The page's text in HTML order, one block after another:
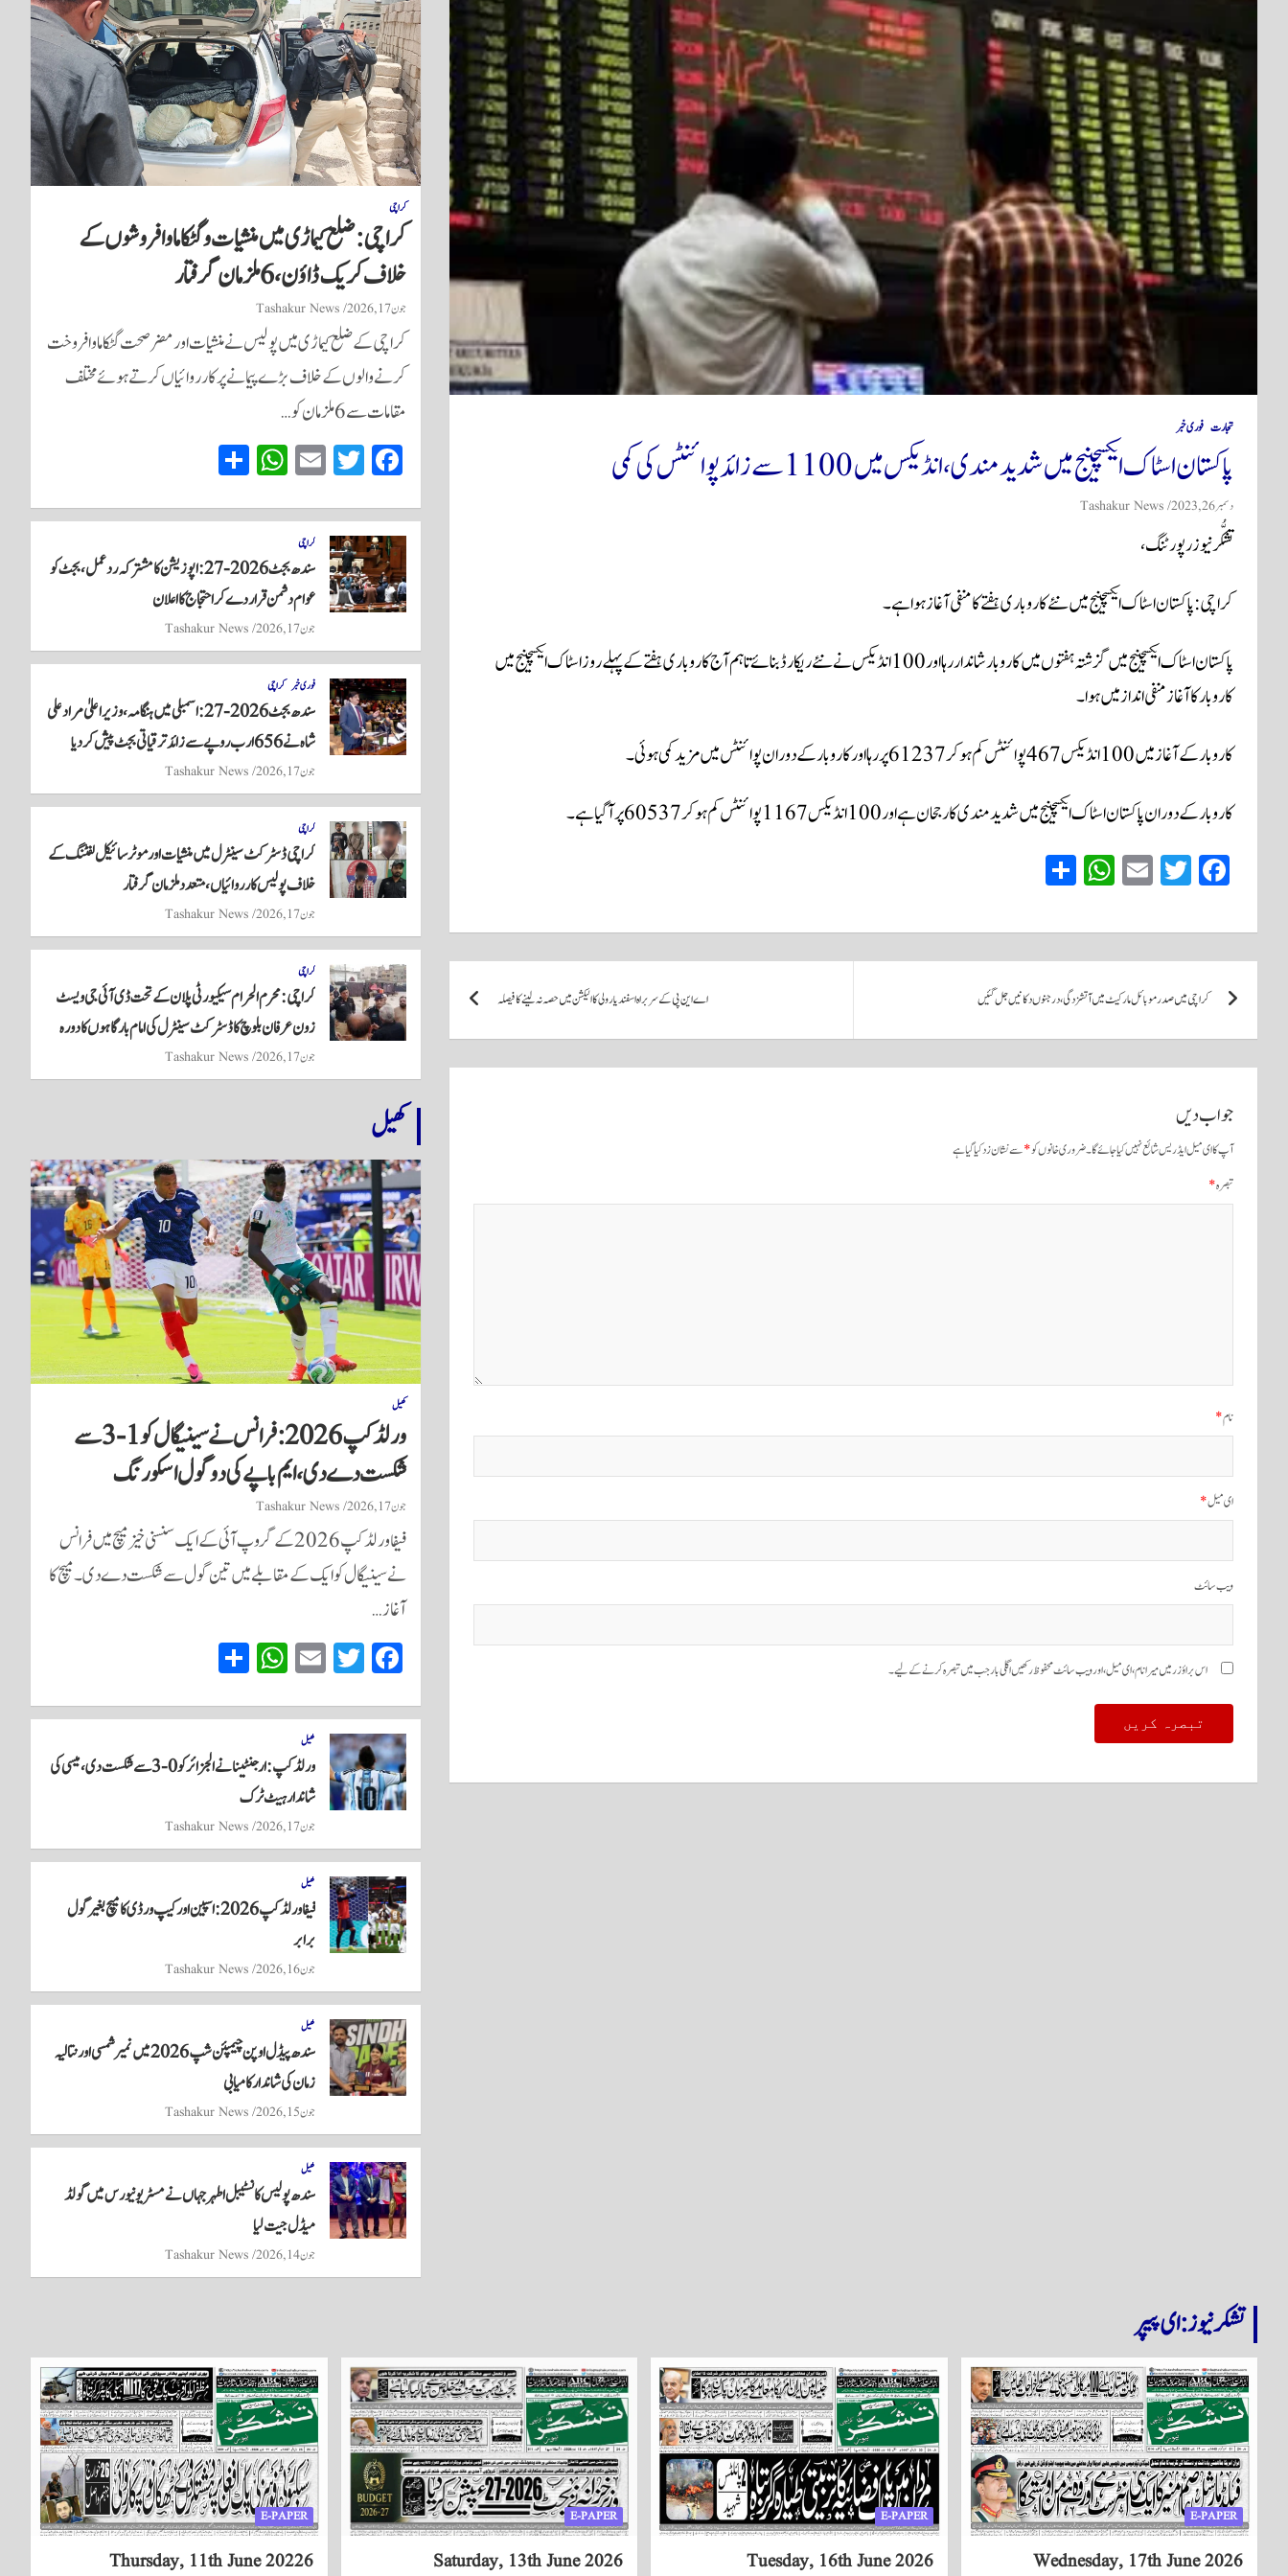
تجارت فوری خبر
پاکستان اسٹاک ایکسچینج میں شدید مندی، انڈیکس میں 1100 سے زائد پوائنٹس کی کمی
دسمبر 26, 2023 Tashakur News
تشکُّر نیوز رپورٹنگ،
کراچی: پاکستان اسٹاک ایکسچینج میں نئے کاروباری ہفتے کا منفی آغاز ہوا ہے۔
پاکستان اسٹاک ایکسچینج میں گزشتہ ہفتوں میں کاروبار شاندار رہا اور 100 انڈیکس نے نئے ریکارڈ بنائے تاہم آج کاروباری ہفتے کے پہلے روز اسٹاک ایکسچینج میں
کاروبار کا آغاز منفی انداز میں ہوا۔
کاروبار کے آغاز میں 100 انڈیکس 467 پوائنٹس کم ہوکر 61237 پر رہا اور کاروبار کے دوران پوائنٹس میں مزید کمی ہوئی۔
کاروبار کے دوران پاکستان اسٹاک ایکسچینج میں شدید مندی کا رجحان ہے اور 100 انڈیکس 1167 پوائنٹس کم ہو کر 60537 پر آگیا ہے۔
Fa
ce
bo
ok
T
wi
tte
r
E
m
ail
W
ha
ts
A
pp
re
پوسٹوں
نیویگیشن
کراچی میں صدر موبائل مارکیٹ میں آتشزدگی، درجنوں دکانیں جل گئیں اے این پی کے سربراہ اسفند یار ولی کا الیکشن میں حصہ نہ لینے کا فیصلہ
جواب دیں
آپ کا ای میل ایڈریس شائع نہیں کیا جائے گا۔ضروری خانوں کو*سے نشان زد کیا گیا ہے
تبصرہ*
نام*
ای میل*
ویب‌ سائٹ
اس براؤزر میں میرا نام، ای میل، اور ویب سائٹ محفوظ رکھیں اگلی بار جب میں تبصرہ کرنے کےلیے۔
کراچی
کراچی: ضلع کیماڑی میں منشیات و گٹکا ماوا فروشوں کے
خلاف کریک ڈاؤن، 6 ملزمان گرفتار
جون 17, 2026 Tashakur News
کراچی کے ضلع کیماڑی میں پولیس نے منشیات اور مضر صحت گٹکا ماوا فروخت
کرنے والوں کے خلاف بڑے پیمانے پر کارروائیاں کرتے ہوئے مختلف
مقامات سے 6 ملزمان کو…
Fa
ce
bo
ok
T
wi
tte
r
E
m
ail
W
ha
ts
A
pp
re
کراچی
سندھ بجٹ 2026-27: اپوزیشن کا مشترکہ ردعمل، بجٹ کو
عوام دشمن قرار دے کر احتجاج کا اعلان
جون 17, 2026 Tashakur News
فوری خبر کراچی
سندھ بجٹ 2026-27: اسمبلی میں ہنگامہ، وزیراعلیٰ مراد علی
شاہ نے 656 ارب روپے سے زائد ترقیاتی بجٹ پیش کردیا
جون 17, 2026 Tashakur News
کراچی
کراچی ڈسٹرکٹ سینٹرل میں منشیات اور موٹرسائیکل لفٹنگ کے
خلاف پولیس کارروائیاں، متعدد ملزمان گرفتار
جون 17, 2026 Tashakur News
کراچی
کراچی: محرم الحرام سیکیورٹی پلان کے تحت ڈی آئی جی ویسٹ
زون عرفان بلوچ کا ڈسٹرکٹ سینٹرل کی امام بارگاہوں کا دورہ
جون 17, 2026 Tashakur News
کھیل
کھیل
ورلڈ کپ 2026: فرانس نے سینیگال کو 1-3 سے
شکست دے دی، ایم باپے کی دو گول اسکورنگ
جون 17, 2026 Tashakur News
فیفا ورلڈ کپ 2026 کے گروپ آئی کے ایک سنسنی خیز میچ میں فرانس
نے سینیگال کو ایک کے مقابلے میں تین گول سے شکست دے دی۔ میچ کا
آغاز…
Fa
ce
bo
ok
T
wi
tte
r
E
m
ail
W
ha
ts
A
pp
re
کھیل
ورلڈ کپ: ارجنٹینا نے الجزائر کو 0-3 سے شکست دی، میسی کی
شاندار ہیٹ ٹرک
جون 17, 2026 Tashakur News
کھیل
فیفا ورلڈ کپ 2026: اسپین اور کیپ ورڈی کا میچ بغیر گول
برابر
جون 16, 2026 Tashakur News
کھیل
سندھ پیڈل اوپن چیمپئن شپ 2026 میں نمیر شمسی اور نتالیہ
زمان کی شاندار کامیابی
جون 15, 2026 Tashakur News
کھیل
سندھ پولیس کانسٹیبل اطہر جہاں نے مسٹر یونیورس میں گولڈ
میڈل جیت لیا
جون 14, 2026 Tashakur News
تشکر نیوز: ای پیپر
E-PAPER
Wednesday, 17th June 2026
E-PAPER
Tuesday, 16th June 2026
E-PAPER
Saturday, 13th June 2026
E-PAPER
Thursday, 11th June 20226